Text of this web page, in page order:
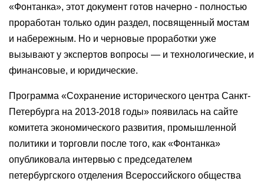
«Фонтанка», этот документ готов начерно - полностью
проработан только один раздел, посвященный мостам
и набережным. Но и черновые проработки уже
вызывают у экспертов вопросы — и технологические, и
финансовые, и юридические.
Программа «Сохранение исторического центра Санкт-
Петербурга на 2013-2018 годы» появилась на сайте
комитета экономического развития, промышленной
политики и торговли после того, как «Фонтанка»
опубликовала интервью с председателем
петербургского отделения Всероссийского общества